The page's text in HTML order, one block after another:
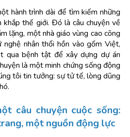
hành trình dài để tìm kiếm những
khắp thế giới. Đó là câu chuyện về
lặng, một nhà giáo vùng cao cõng
nhân thổi hồn vào gốm Việt,
qua bệnh tật để xây dựng dự án
là một minh chứng sống động
tôi tin tưởng: sự tử tế, lòng dũng
câu chuyện cuộc sống:
một nguồn động lực